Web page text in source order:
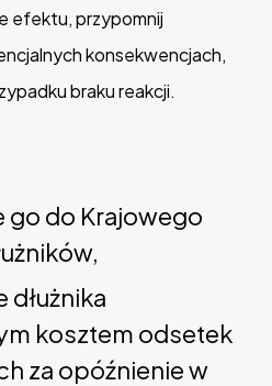
efektu, przypomnij
konsekwencjach,
braku reakcji.
go do Krajowego
dłużnika
kosztem odsetek
za opóźnienie w